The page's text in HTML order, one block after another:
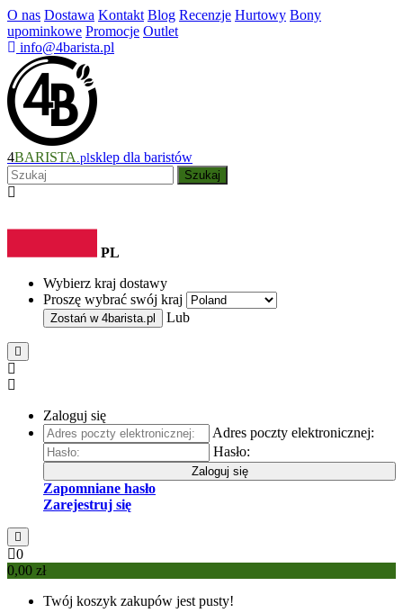
O nas Dostawa Kontakt Blog Recenzje Hurtowy Bony
upominkowe Promocje Outlet
info@4barista.pl
4BARISTA .plsklep dla baristów
Szukaj
PL
Wybierz kraj dostawy
Proszę wybrać swój kraj
Zostań w 4barista.pl Lub
Zaloguj się
Adres poczty elektronicznej:
Hasło:
Zaloguj się
Zapomniane hasło
Zarejestruj się
0
0,00 zł
Twój koszyk zakupów jest pusty!